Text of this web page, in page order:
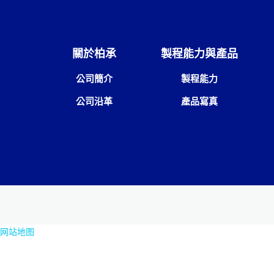
關於柏承
公司簡介
公司沿革
製程能力與產品
製程能力
產品寫真
网站地图